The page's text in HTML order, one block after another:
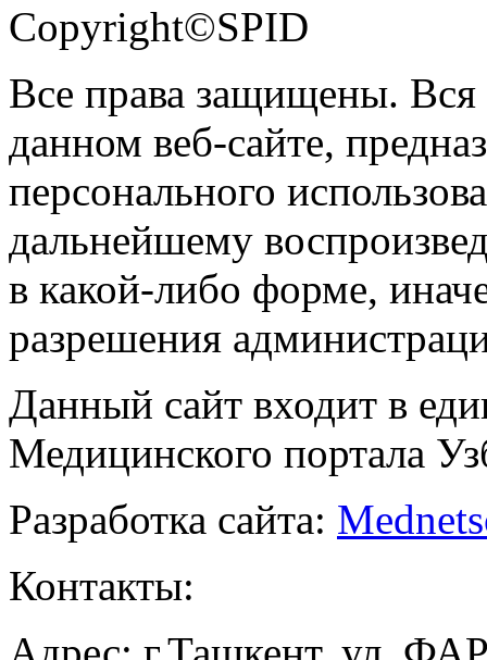
Copyright©SPID
Все права защищены.
данном веб-сайте,
персонального
дальнейшему
в какой-либо форме,
разрешения
Данный сайт входит в
Медицинского портала
Разработка сайта:
Контакты: